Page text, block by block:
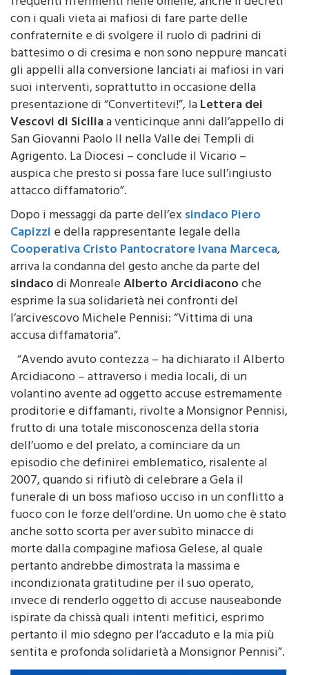
con i quali vieta ai mafiosi di fare parte delle
confraternite e di svolgere il ruolo di padrini di
battesimo o di cresima e non sono neppure mancati
gli appelli alla conversione lanciati ai mafiosi in vari
suoi interventi, soprattutto in occasione della
presentazione di “Convertitevi!”, laLettera dei
Vescovi di Siciliaa venticinque anni dall’appello di
San Giovanni Paolo II nella Valle dei Templi di
Agrigento. La Diocesi – conclude il Vicario –
auspica che presto si possa fare luce sull’ingiusto
attacco diffamatorio”.
Dopo i messaggi da parte dell’exsindaco Piero
Capizzie della rappresentante legale della
Cooperativa Cristo Pantocratore Ivana Marceca,
arriva la condanna del gesto anche da parte del
sindacodi MonrealeAlberto Arcidiaconoche
esprime la sua solidarietà nei confronti del
l’arcivescovo Michele Pennisi: “Vittima di una
accusa diffamatoria”.
“Avendo avuto contezza – ha dichiarato il Alberto
Arcidiacono – attraverso i media locali, di un
volantino avente ad oggetto accuse estremamente
proditorie e diffamanti, rivolte a Monsignor Pennisi,
frutto di una totale misconoscenza della storia
dell’uomo e del prelato, a cominciare da un
episodio che definirei emblematico, risalente al
2007, quando si rifiutò di celebrare a Gela il
funerale di un boss mafioso ucciso in un conflitto a
fuoco con le forze dell’ordine. Un uomo che è stato
anche sotto scorta per aver subìto minacce di
morte dalla compagine mafiosa Gelese, al quale
pertanto andrebbe dimostrata la massima e
incondizionata gratitudine per il suo operato,
invece di renderlo oggetto di accuse nauseabonde
ispirate da chissà quali intenti mefitici, esprimo
pertanto il mio sdegno per l’accaduto e la mia più
sentita e profonda solidarietà a Monsignor Pennisi”.